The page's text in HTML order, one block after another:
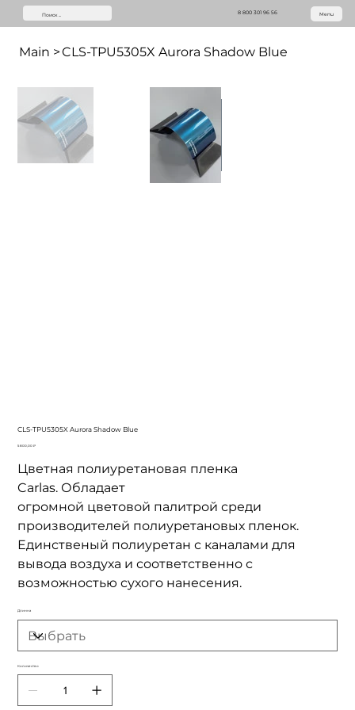
8 800 301 96 56 Menu
Main >CLS-TPU5305X Aurora Shadow Blue
CLS-TPU5305X Aurora Shadow Blue
Цена
5 800,00 ₽
Цветная полиуретановая пленка
Carlas. Обладает
огромной цветовой палитрой среди
производителей полиуретановых пленок.
Единственый полиуретан с каналами для
вывода воздуха и соответственно с
возможностью сухого нанесения.
Длинна
Количество